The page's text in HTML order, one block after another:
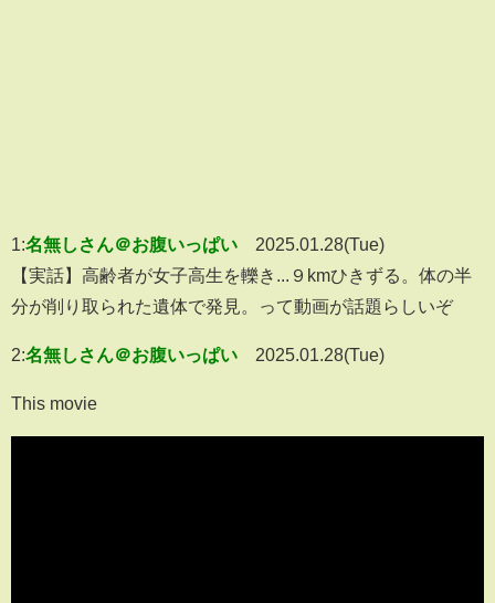
1:名無しさん＠お腹いっぱい
2025.01.28(Tue)
【実話】高齢者が女子高生を轢き...９kmひきずる。体の半
分が削り取られた遺体で発見。って動画が話題らしいぞ
2:名無しさん＠お腹いっぱい 2025.01.28(Tue)
This movie